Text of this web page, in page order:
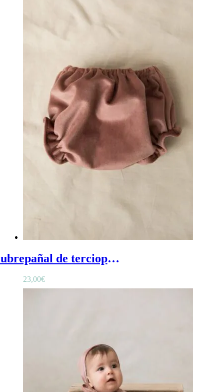
Cubrepañal de terciopelo rosa nude - Cubrepañal braguita de bebé en terciopelo rosa nude
23,00€